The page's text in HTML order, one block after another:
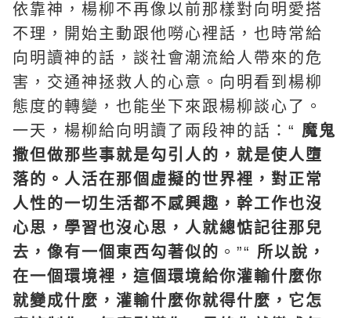
依靠神，楊柳不再像以前那樣對向明愛搭
不理，開始主動跟他嘮心裡話，也時常給
向明讀神的話，談社會潮流給人帶來的危
害，交通神拯救人的心意。向明看到楊柳
態度的轉變，也能坐下來跟楊柳談心了。
一天，楊柳給向明讀了兩段神的話：“ 魔鬼
撒但做那些事就是勾引人的，就是使人墮
落的。人活在那個虛擬的世界裡，對正常
人性的一切生活都不感興趣，幹工作也沒
心思，學習也沒心思，人就總惦記往那兒
去，像有一個東西勾著似的 。”“ 所以說，
在一個環境裡，這個環境給你灌輸什麼你
就變成什麼，灌輸什麼你就得什麼，它怎